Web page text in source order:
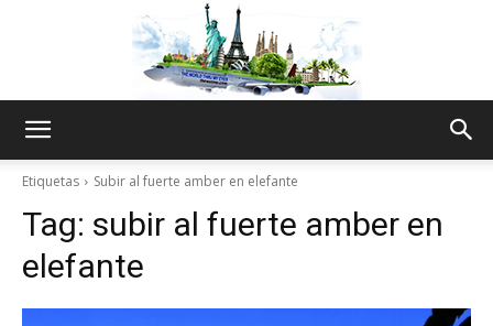
Etiquetas Subir al fuerte amber en elefante
Tag: subir al fuerte amber en
elefante